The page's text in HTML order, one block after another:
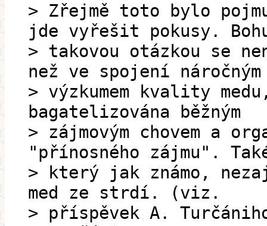
> Zřejmě toto bylo
jde vyřešit pokusy.
> takovou otázkou se
než ve spojení náročným
> výzkumem kvality
bagatelizována běžným
> zájmovým chovem a
"přínosného zájmu".
> který jak známo,
med ze strdí. (viz.
> příspěvek A.